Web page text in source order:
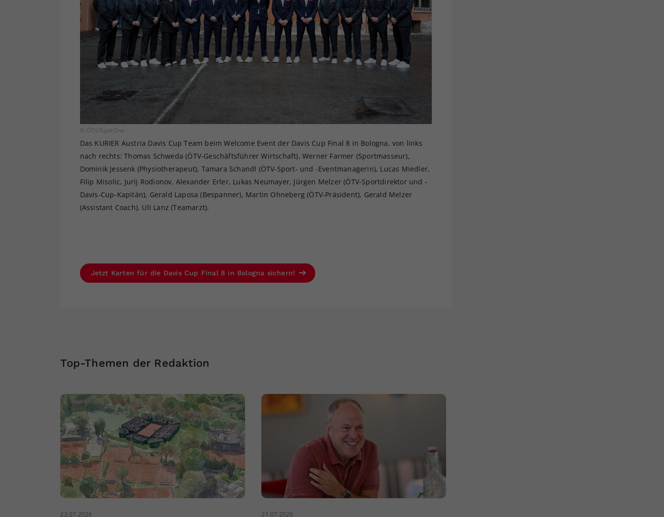
© ÖTV/SpotOne
Das KURIER Austria Davis Cup Team beim Welcome Event der Davis Cup Final 8 in Bologna, von links
nach rechts: Thomas Schweda (ÖTV-Geschäftsführer Wirtschaft), Werner Farmer (Sportmasseur),
Dominik Jessenk (Physiotherapeut), Tamara Schandl (ÖTV-Sport- und -Eventmanagerin), Lucas Miedler,
Filip Misolic, Jurij Rodionov, Alexander Erler, Lukas Neumayer, Jürgen Melzer (ÖTV-Sportdirektor und -
Davis-Cup-Kapitän), Gerald Laposa (Bespanner), Martin Ohneberg (ÖTV-Präsident), Gerald Melzer
(Assistant Coach), Uli Lanz (Teamarzt).
Jetzt Karten für die Davis Cup Final 8 in Bologna sichern!
Top-Themen der Redaktion
22.07.2026 21.07.2026